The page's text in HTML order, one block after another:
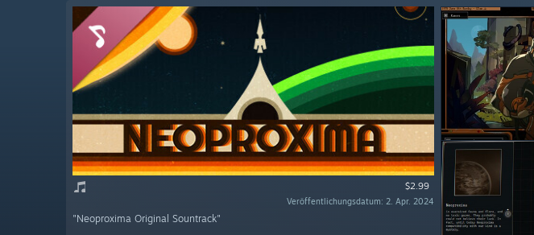
$2.99
Veröffentlichungsdatum: 2. Apr. 2024
"Neoproxima Original Sountrack"